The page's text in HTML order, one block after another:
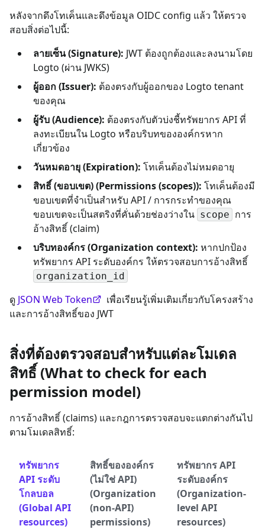
หลังจากดึงโทเค็นและดึงข้อมูล OIDC config แล้ว ให้ตรวจ
สอบสิ่งต่อไปนี้:
ลายเซ็น (Signature): JWT ต้องถูกต้องและลงนามโดย
Logto (ผ่าน JWKS)
ผู้ออก (Issuer): ต้องตรงกับผู้ออกของ Logto tenant
ของคุณ
ผู้รับ (Audience): ต้องตรงกับตัวบ่งชี้ทรัพยากร API ที่
ลงทะเบียนใน Logto หรือบริบทขององค์กรหาก
เกี่ยวข้อง
วันหมดอายุ (Expiration): โทเค็นต้องไม่หมดอายุ
สิทธิ์ (ขอบเขต) (Permissions (scopes)): โทเค็นต้องมี
ขอบเขตที่จำเป็นสำหรับ API / การกระทำของคุณ
ขอบเขตจะเป็นสตริงที่คั่นด้วยช่องว่างใน scope การ
อ้างสิทธิ์ (claim)
บริบทองค์กร (Organization context): หากปกป้อง
ทรัพยากร API ระดับองค์กร ให้ตรวจสอบการอ้างสิทธิ์
organization_id
ดู JSON Web Token
เพื่อเรียนรู้เพิ่มเติมเกี่ยวกับโครงสร้าง
และการอ้างสิทธิ์ของ JWT
สิ่งที่ต้องตรวจสอบสำหรับแต่ละโมเดล
สิทธิ์ (What to check for each
permission model)
การอ้างสิทธิ์ (claims) และกฎการตรวจสอบจะแตกต่างกันไป
ตามโมเดลสิทธิ์:
ทรัพยากร
API ระดับ
โกลบอล
(Global API
resources)
สิทธิ์ขององค์กร
(ไม่ใช่ API)
(Organization
(non-API)
permissions)
ทรัพยากร API
ระดับองค์กร
(Organization-
level API
resources)